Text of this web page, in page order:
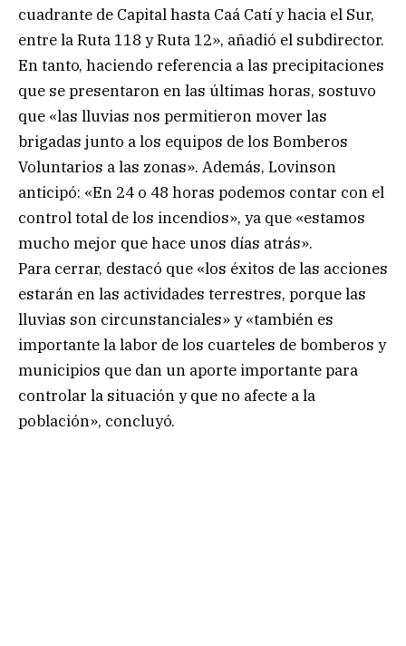
cuadrante de Capital hasta Caá Catí y hacia el Sur,
entre la Ruta 118 y Ruta 12», añadió el subdirector.
En tanto, haciendo referencia a las precipitaciones
que se presentaron en las últimas horas, sostuvo
que «las lluvias nos permitieron mover las
brigadas junto a los equipos de los Bomberos
Voluntarios a las zonas». Además, Lovinson
anticipó: «En 24 o 48 horas podemos contar con el
control total de los incendios», ya que «estamos
mucho mejor que hace unos días atrás».
Para cerrar, destacó que «los éxitos de las acciones
estarán en las actividades terrestres, porque las
lluvias son circunstanciales» y «también es
importante la labor de los cuarteles de bomberos y
municipios que dan un aporte importante para
controlar la situación y que no afecte a la
población», concluyó.